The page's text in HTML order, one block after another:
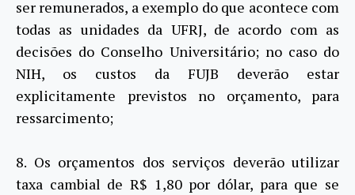
ser remunerados, a exemplo do que acontece com
todas as unidades da UFRJ, de acordo com as
decisões do Conselho Universitário; no caso do
NIH, os custos da FUJB deverão estar
explicitamente previstos no orçamento, para
ressarcimento;
8. Os orçamentos dos serviços deverão utilizar
taxa cambial de R$ 1,80 por dólar, para que se